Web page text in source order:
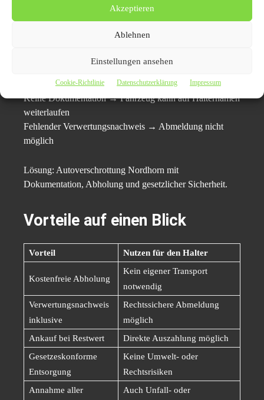
Akzeptieren
Ablehnen
Einstellungen ansehen
Cookie-Richtlinie Datenschutzerklärung Impressum
achten sollten
Weiterverwendung möglich
Keine Dokumentation → Fahrzeug kann auf Halternamen
weiterlaufen
Fehlender Verwertungsnachweis → Abmeldung nicht
möglich
Lösung: Autoverschrottung Nordhorn mit
Dokumentation, Abholung und gesetzlicher Sicherheit.
Vorteile auf einen Blick
Vorteil Nutzen für den Halter
Kostenfreie Abholung
Kein eigener Transport
notwendig
Verwertungsnachweis
inklusive
Rechtssichere Abmeldung
möglich
Ankauf bei Restwert
Direkte Auszahlung möglich
Gesetzeskonforme
Entsorgung
Keine Umwelt- oder
Rechtsrisiken
Annahme aller
Auch Unfall- oder